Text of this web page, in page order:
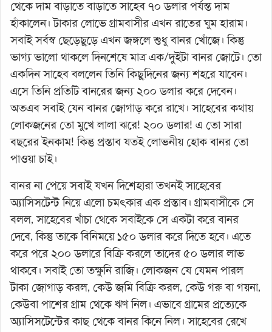
থেকে দাম বাড়াতে বাড়াতে সাহেব ৭০ ডলার পর্যন্ত দাম
হাঁকালেন। টাকার লোভে গ্রামবাসীর এখন রাতের ঘুম হারাম।
সবাই সর্বস্ব ছেড়েছুড়ে এখন জঙ্গলে শুধু বানর খোঁজে। কিন্তু
ভাগ্য ভালো থাকলে দিনশেষে মাত্র এক/দুইটা বানর জোটে। তো
একদিন সাহেব বললেন তিনি কিছুদিনের জন্য শহরে যাবেন।
এসে তিনি প্রতিটি বানরের জন্য ২০০ ডলার করে দেবেন।
অতএব সবাই যেন বানর জোগাড় করে রাখে। সাহেবের কথায়
লোকজনের তো মুখে লালা ঝরে! ২০০ ডলার! এ তো সারা
বছরের ইনকাম! কিন্তু প্রস্তাব যতই লোভনীয় হোক বানর তো
পাওয়া চাই।
বানর না পেয়ে সবাই যখন দিশেহারা তখনই সাহেবের
অ্যাসিসটেন্ট নিয়ে এলো চমৎকার এক প্রস্তাব। গ্রামবাসীকে সে
বলল, সাহেবের খাঁচা থেকে সবাইকে সে একটা করে বানর
দেবে, কিন্তু তাকে বিনিময়ে ১৫০ ডলার করে দিতে হবে। এতে
করে পরে ২০০ ডলারে বিক্রি করলে তাদের ৫০ ডলার লাভ
থাকবে। সবাই তো তক্ষুনি রাজি। লোকজন যে যেমন পারল
টাকা জোগাড় করল, কেউ জমি বিক্রি করল, কেউ গরু বা গয়না,
কেউবা পাশের গ্রাম থেকে ঋণ নিল। এভাবে গ্রামের প্রত্যেকে
অ্যাসিসটেন্টের কাছ থেকে বানর কিনে নিল। সাহেবের রেখে